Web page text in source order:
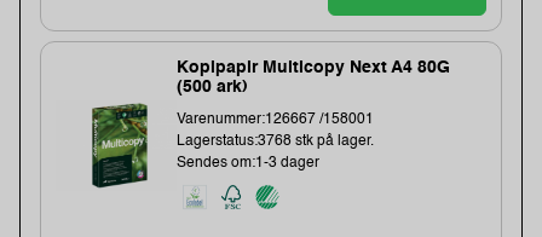
Kopipapir Multicopy Next A4 80G
(500 ark)
Varenummer:126667 /158001
Lagerstatus:3768 stk på lager.
Sendes om:1-3 dager